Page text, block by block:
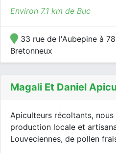
Environ 7.1 km de Buc
33 rue de l'Aubepine à
Bretonneux
Magali Et Daniel
Apiculteurs récoltants,
production locale et
Louveciennes, de pollen